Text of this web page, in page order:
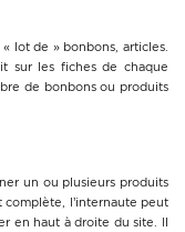
lot de » bonbons, articles.
sur les fiches de chaque
de bonbons ou produits
un ou plusieurs produits
complète, l’internaute peut
en haut à droite du site. Il